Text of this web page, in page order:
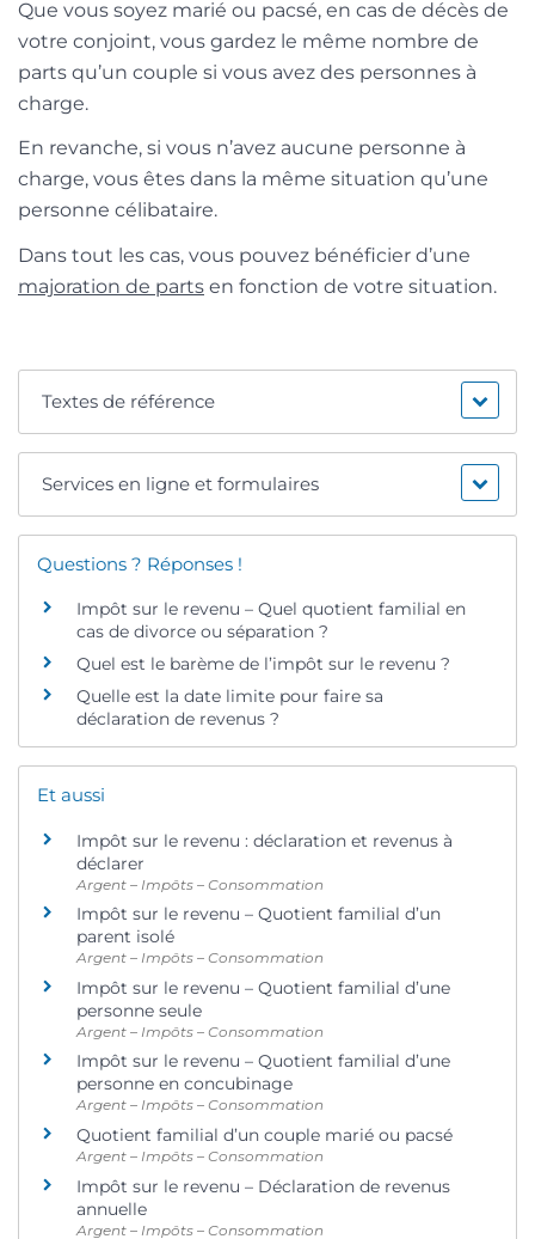
Que vous soyez marié ou pacsé, en cas de décès de
votre conjoint, vous gardez le même nombre de
parts qu’un couple si vous avez des personnes à
charge.
En revanche, si vous n’avez aucune personne à
charge, vous êtes dans la même situation qu’une
personne célibataire.
Dans tout les cas, vous pouvez bénéficier d’une
majoration de parts en fonction de votre situation.
Textes de référence
Services en ligne et formulaires
Questions ? Réponses !
Impôt sur le revenu – Quel quotient familial en
cas de divorce ou séparation ?
Quel est le barème de l’impôt sur le revenu ?
Quelle est la date limite pour faire sa
déclaration de revenus ?
Et aussi
Impôt sur le revenu : déclaration et revenus à
déclarer
Argent – Impôts – Consommation
Impôt sur le revenu – Quotient familial d’un
parent isolé
Argent – Impôts – Consommation
Impôt sur le revenu – Quotient familial d’une
personne seule
Argent – Impôts – Consommation
Impôt sur le revenu – Quotient familial d’une
personne en concubinage
Argent – Impôts – Consommation
Quotient familial d’un couple marié ou pacsé
Argent – Impôts – Consommation
Impôt sur le revenu – Déclaration de revenus
annuelle
Argent – Impôts – Consommation